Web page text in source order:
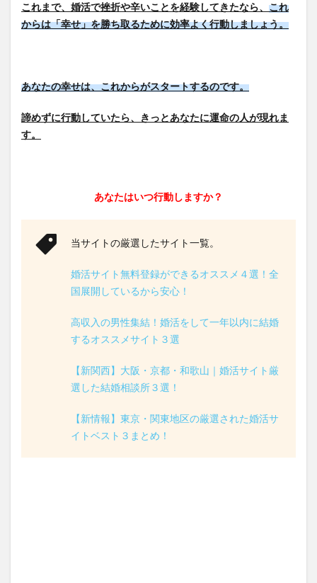
これまで、婚活で挫折や辛いことを経験してきたなら、 これ
からは「幸せ」を勝ち取るために効率よく行動しましょう。
あなたの幸せは、これからがスタートするのです。
諦めずに行動していたら、きっとあなたに運命の人が現れま
す。
あなたはいつ行動しますか？
当サイトの厳選したサイト一覧。
婚活サイト無料登録ができるオススメ４選！全
国展開しているから安心！
高収入の男性集結！婚活をして一年以内に結婚
するオススメサイト３選
【新関西】大阪・京都・和歌山｜婚活サイト厳
選した結婚相談所３選！
【新情報】東京・関東地区の厳選された婚活サ
イトベスト３まとめ！